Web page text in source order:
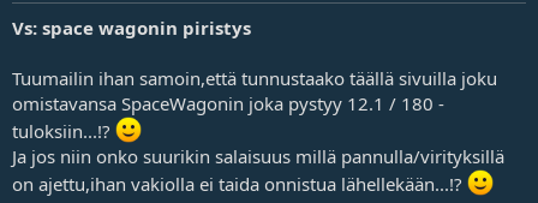
Vs: space wagonin piristys
Tuumailin ihan samoin,että tunnustaako täällä sivuilla joku
omistavansa SpaceWagonin joka pystyy 12.1 / 180 -
tuloksiin...!?
Ja jos niin onko suurikin salaisuus millä pannulla/virityksillä
on ajettu,ihan vakiolla ei taida onnistua lähellekään...!?